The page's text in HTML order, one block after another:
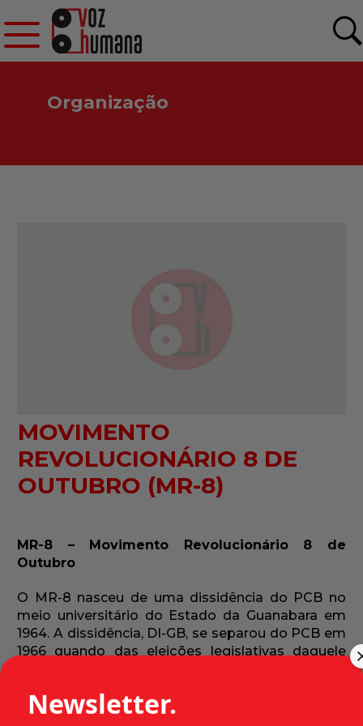
Organização
MOVIMENTO
REVOLUCIONÁRIO 8 DE
OUTUBRO (MR-8)
MR-8 – Movimento Revolucionário 8 de
Outubro
O MR-8 nasceu de uma dissidência do PCB no
meio universitário do Estado da Guanabara em
1964. A dissidência, DI-GB, se separou do PCB em
1966 quando das eleições legislativas daquele
Newsletter.